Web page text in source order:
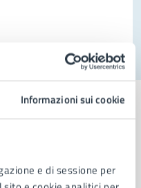
Informazioni sui cookie
e di sessione per